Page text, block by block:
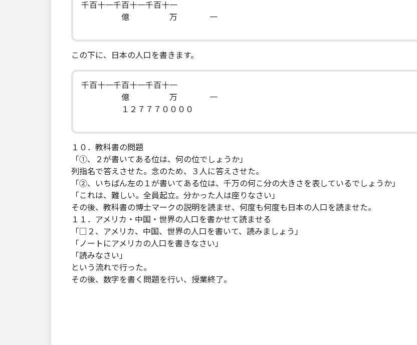
千百十一千百十一千百十一
億 万 一
この下に、日本の人口を書きます。
千百十一千百十一千百十一
億 万 一
１２７７７００００
１０．教科書の問題
「①、２が書いてある位は、何の位でしょうか」
列指名で答えさせた。念のため、３人に答えさせた。
「②、いちばん左の１が書いてある位は、千万の何こ分の大きさを表しているでしょうか」
「これは、難しい。全員起立。分かった人は座りなさい」
その後、教科書の博士マークの説明を読ませ、何度も何度も日本の人口を読ませた。
１１．アメリカ・中国・世界の人口を書かせて読ませる
「□２、アメリカ、中国、世界の人口を書いて、読みましょう」
「ノートにアメリカの人口を書きなさい」
「読みなさい」
という流れで行った。
その後、数字を書く問題を行い、授業終了。